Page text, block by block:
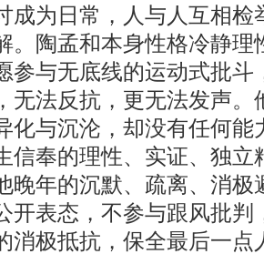
成为日常，人与人互相检
。陶孟和本身性格冷静理
参与无底线的运动式批
无法反抗，更无法发声。
化与沉沦，却没有任何能
信奉的理性、实证、独立
晚年的沉默、疏离、消
开表态，不参与跟风批判
消极抵抗，保全最后一